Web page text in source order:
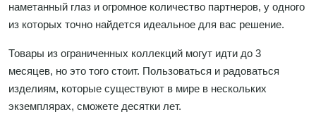
наметанный глаз и огромное количество партнеров, у одного
из которых точно найдется идеальное для вас решение.
Товары из ограниченных коллекций могут идти до 3
месяцев, но это того стоит. Пользоваться и радоваться
изделиям, которые существуют в мире в нескольких
экземплярах, сможете десятки лет.